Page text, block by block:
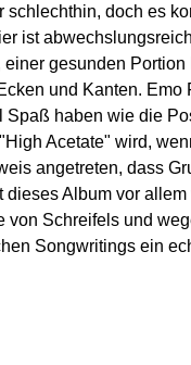
schlechthin, doch es
ist
einer gesunden
und Kanten. Emo
Spaß haben wie die
Acetate" wird,
angetreten, dass
dieses Album vor
von Schreifels und
Songwritings ein